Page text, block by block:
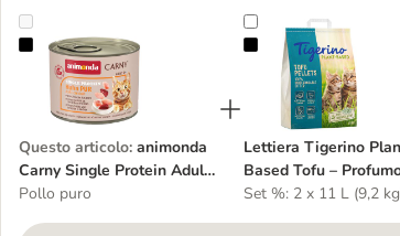
animonda Carny Single Protein Adult 24 x 200 g
Questo articolo: animonda
Carny Single Protein Adult
24 x 200 g
Pollo puro
Lettiera Tigerino
Lettiera Tigerino
Based Tofu –
verde
Set %: 2 x 11 L (9,2